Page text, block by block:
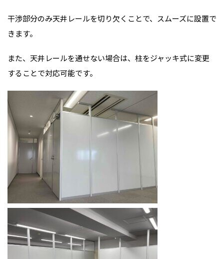
干渉部分のみ天井レールを切り欠くことで、スムーズに設置で
きます。
また、天井レールを通せない場合は、柱をジャッキ式に変更
することで対応可能です。